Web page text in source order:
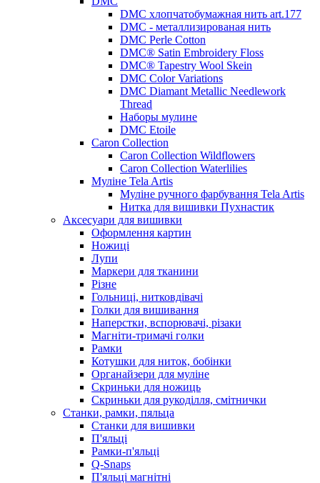
DMC хлопчатобумажная нить art.177
DMC - металлизированая нить
DMC Perle Cotton
DMC® Satin Embroidery Floss
DMC® Tapestry Wool Skein
DMC Color Variations
DMC Diamant Metallic Needlework
Thread
Наборы мулине
DMC Etoile
Caron Collection
Caron Collection Wildflowers
Caron Collection Waterlilies
Муліне Tela Artis
Муліне ручного фарбування Tela Artis
Нитка для вишивки Пухнастик
Аксесуари для вишивки
Оформлення картин
Ножиці
Лупи
Маркери для тканини
Різне
Гольниці, нитковдівачі
Голки для вишивання
Наперстки, вспорювачі, різаки
Магніти-тримачі голки
Рамки
Котушки для ниток, бобінки
Органайзери для муліне
Скриньки для ножиць
Скриньки для рукоділля, смітнички
Станки, рамки, пяльца
Станки для вишивки
П'яльці
Рамки-п'яльці
Q-Snaps
П'яльці магнітні